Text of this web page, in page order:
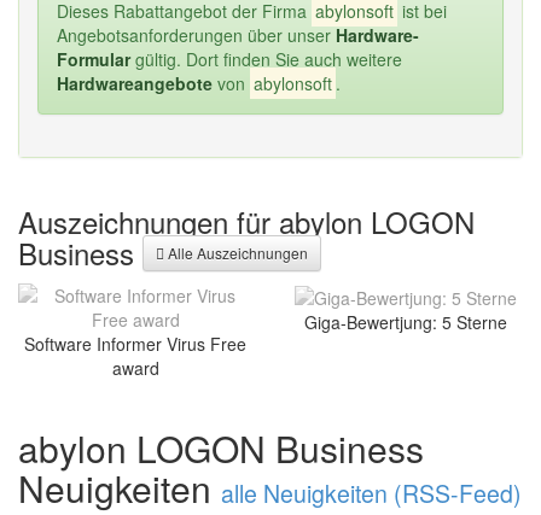
Dieses Rabattangebot der Firma abylonsoft ist bei
Angebotsanforderungen über unser Hardware-
Formulargültig. Dort finden Sie auch weitere
Hardwareangebote von abylonsoft .
Auszeichnungen für abylon LOGON
Business Alle Auszeichnungen
Software Informer Virus Free
award
Giga-Bewertjung: 5 Sterne
abylon LOGON Business
Neuigkeiten alle Neuigkeiten (RSS-Feed)